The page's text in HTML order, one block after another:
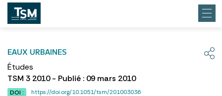
EAUX URBAINES
Études
TSM 3 2010 - Publié : 09 mars 2010
DOI : https://doi.org/10.1051/tsm/201003036